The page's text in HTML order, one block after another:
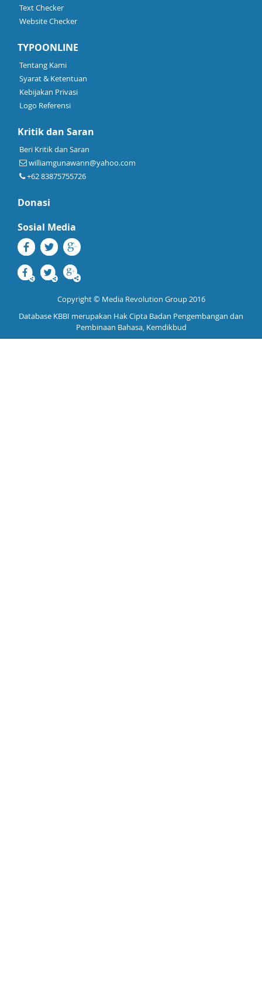
Text Checker
Website Checker
TYPOONLINE
Tentang Kami
Syarat & Ketentuan
Kebijakan Privasi
Logo Referensi
Kritik dan Saran
Beri Kritik dan Saran
williamgunawann@yahoo.com
+62 83875755726
Donasi
Sosial Media
Copyright © Media Revolution Group 2016
Database KBBI merupakan Hak Cipta Badan Pengembangan dan
Pembinaan Bahasa, Kemdikbud